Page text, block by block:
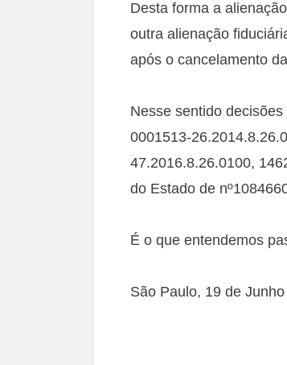
Desta forma a
outra alienação
após o cancelamento
Nesse sentido
0001513-
47.2016.8.26.0100,
do Estado de
É o que entendemos
São Paulo, 19 de